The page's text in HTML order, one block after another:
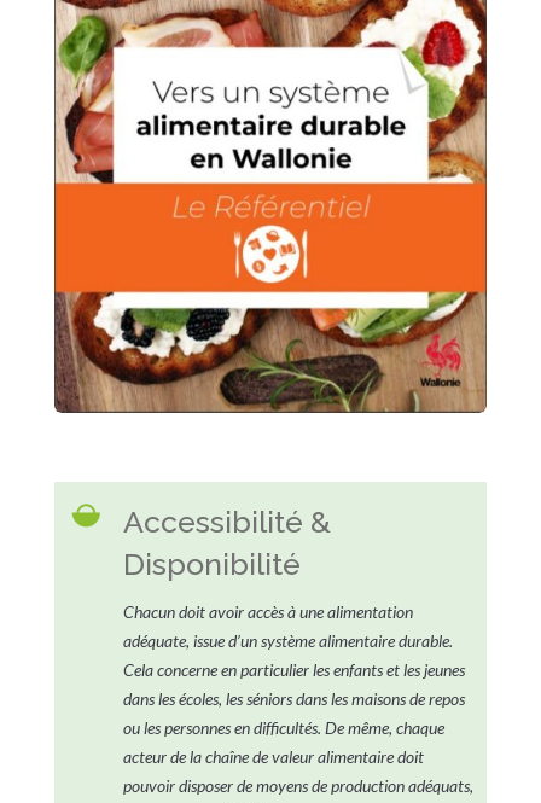
Accessibilité &
Disponibilité
Chacun doit avoir accès à une alimentation
adéquate, issue d’un système alimentaire durable.
Cela concerne en particulier les enfants et les jeunes
dans les écoles, les séniors dans les maisons de repos
ou les personnes en difficultés. De même, chaque
acteur de la chaîne de valeur alimentaire doit
pouvoir disposer de moyens de production adéquats,